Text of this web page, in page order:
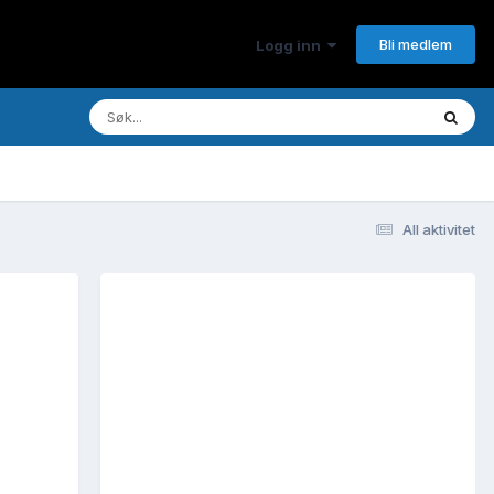
Logg inn Bli medlem
All aktivitet